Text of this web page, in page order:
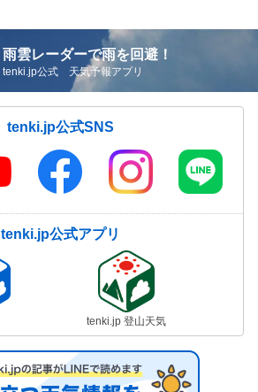
雨雲レーダーで雨を回避！
tenki.jp公式 天気予報アプリ
tenki.jp公式SNS
tenki.jp公式アプリ
tenki.jp 登山天気